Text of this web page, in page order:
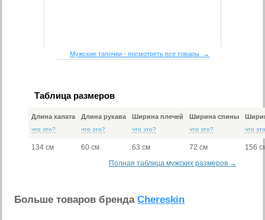
Мужские тапочки - посмотреть все товары →
Таблица размеров
Длина халата
что это?
Длина рукава
что это?
Ширина плечей
что это?
Ширина спины
что это? что
134 см 60 см 63 см 72 см
156
Полная таблица мужских размеров →
Больше товаров брендаChereskin